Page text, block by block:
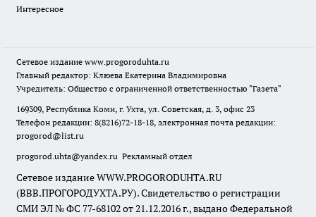
Интересное
Сетевое издание www.progoroduhta.ru
Главный редактор: Клюева Екатерина Владимировна
Учредитель: Общество с ограниченной ответственностью "Газета"
169309, Республика Коми, г. Ухта, ул. Советская, д. 3, офис 23
Телефон редакции: 8(8216)72-18-18, электронная почта редакции:
progorod@list.ru
progorod.uhta@yandex.ru Рекламный отдел
Сетевое издание WWW.PROGORODUHTA.RU
(ВВВ.ПРОГОРОДУХТА.РУ). Свидетельство о регистрации
СМИ ЭЛ № ФС 77-68102 от 21.12.2016 г., выдано Федеральной